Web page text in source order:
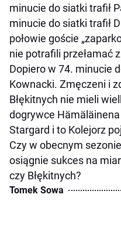
minucie do siatki trafił
minucie do siatki trafił
połowie goście
nie potrafili przełamać
Dopiero w 74. minucie
Kownacki. Zmęczeni i
Błękitnych nie mieli
dogrywce
Stargard i to Kolejorz
Czy w obecnym
osiągnie sukces na
czy Błękitnych?
Tomek Sowa